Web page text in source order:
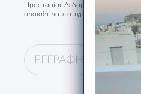
Προστασίας Δεδομένων
. Μπορείς
οποιαδήποτε στιγμή.